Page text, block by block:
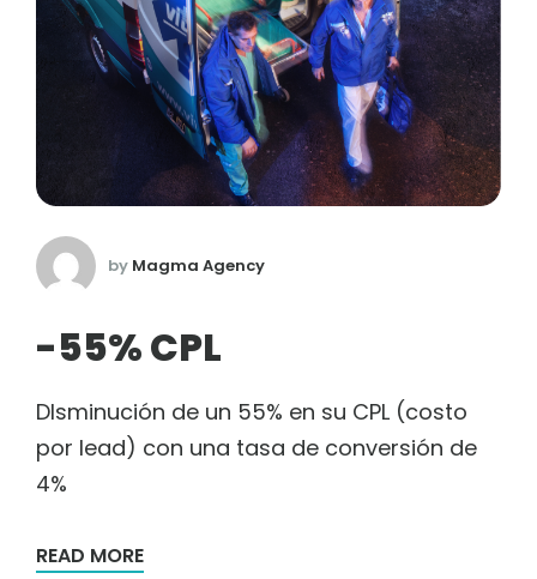
by Magma Agency
-55% CPL
DIsminución de un 55% en su CPL (costo
por lead) con una tasa de conversión de
4%
READ MORE